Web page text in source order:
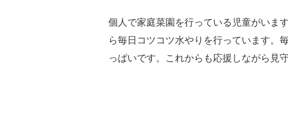
個人で家庭菜園を行っている児童がいま
ら毎日コツコツ水やりを行っています。
っぱいです。これからも応援しながら見